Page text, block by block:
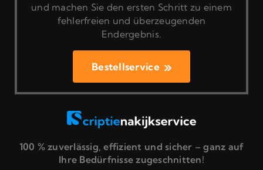
und machen Sie den ersten Schritt zu einem
fehlerfreien und überzeugenden
Endergebnis.
Bestellservice
100 % zuverlässig, effizient und sicher – ganz auf
Ihre Bedürfnisse zugeschnitten!